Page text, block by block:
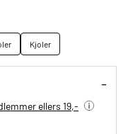
Kjoler
ellers 19,-